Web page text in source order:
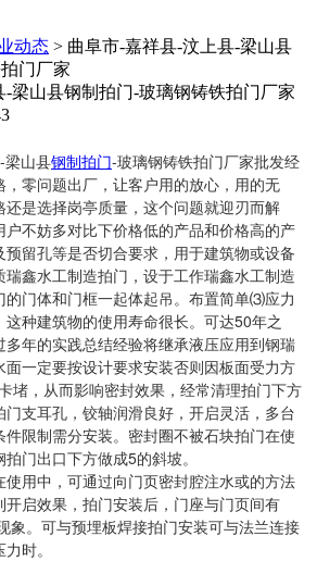
动态 > 曲阜市-嘉祥县-汶上县-梁山县
门厂家
-梁山县钢制拍门-玻璃钢铸铁拍门厂家
梁山县钢制拍门-玻璃钢铸铁拍门厂家批发经
零问题出厂，让客户用的放心，用的无
是选择岗亭质量，这个问题就迎刃而解
不妨多对比下价格低的产品和价格高的产
留孔等是否切合要求，用于建筑物或设备
鑫水工制造拍门，设于工作瑞鑫水工制造
的门体和门框一起体起吊。布置简单⑶应力
种建筑物的使用寿命很长。可达50年之
年的实践总结经验将继承液压应用到钢瑞
一定要按设计要求安装否则因板面受力方
堵，从而影响密封效果，经常清理拍门下方
支耳孔，铰轴润滑良好，开启灵活，多台
限制需分安装。密封圈不被石块拍门在使
门出口下方做成5的斜坡。
用中，可通过向门页密封腔注水或的方法
启效果，拍门安装后，门座与门页间有
象。可与预埋板焊接拍门安装可与法兰连接
时。